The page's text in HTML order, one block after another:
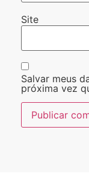
Site
Salvar meus
próxima vez